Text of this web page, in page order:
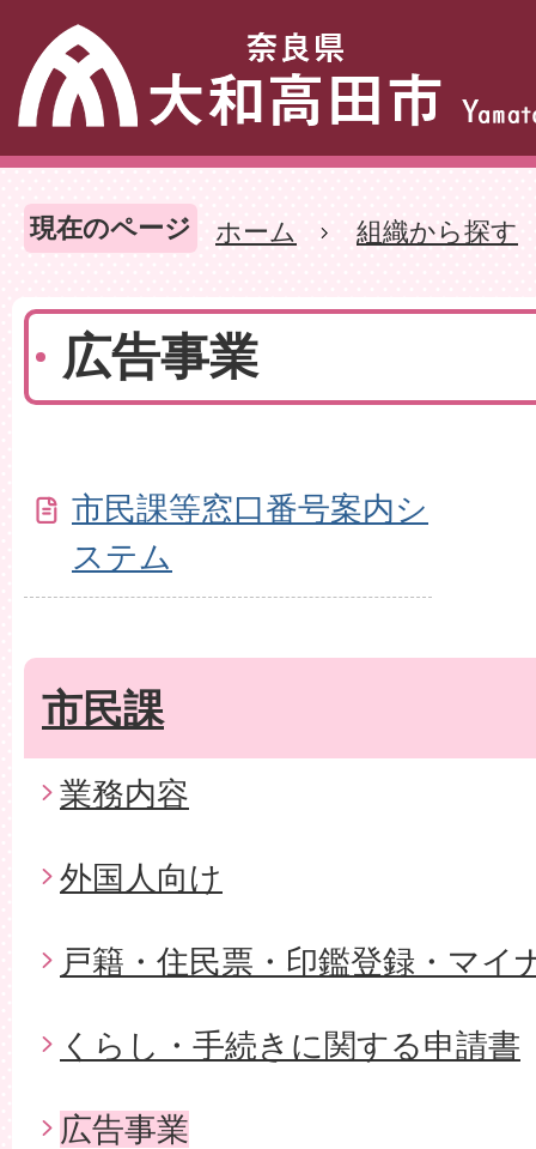
現在のページ ホーム 組織から探す
広告事業
市民課等窓口番号案内シ
ステム
市民課
業務内容
外国人向け
戸籍・住民票・印鑑登録・マイ
くらし・手続きに関する申請書
広告事業